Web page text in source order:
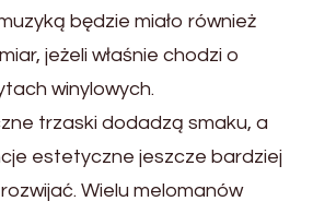
będzie miało również
jeżeli właśnie chodzi o
winylowych.
trzaski dodadzą smaku, a
estetyczne jeszcze bardziej
Wielu melomanów